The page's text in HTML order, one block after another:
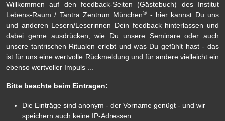
Willkommen auf den feedback-Seiten (Gästebuch) des Institut
Lebens-Raum / Tantra Zentrum München® - hier kannst Du uns
und anderen Lesern/Leserinnen Dein feedback hinterlassen und
dabei gerne ausdrücken, wie Du unsere Seminare oder auch
unsere tantrischen Ritualen erlebt und was Du gefühlt hast - das
ist für uns eine wertvolle Rückmeldung und für andere vielleicht ein
ebenso wertvoller Impuls ...
Bitte beachte beim Eintragen:
Die Einträge sind anonym - der Vorname genügt - und wir
speichern auch keine IP-Adressen.